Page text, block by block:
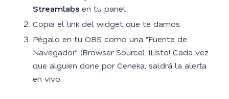
Streamlabs en tu panel.
Copia el link del widget que te damos.
Pégalo en tu OBS como una "Fuente de
Navegador" (Browser Source). ¡Listo! Cada vez
que alguien done por Ceneka, saldrá la alerta
en vivo.